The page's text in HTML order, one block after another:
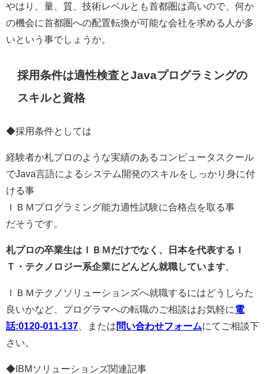
やはり、量、質、技術レベルとも首都圏は高いので、何か
の機会に首都圏への配置転換が可能な会社を求める人が多
いという事でしょうか。
採用条件は適性検査とJavaプログラミングの
スキルと資格
◆採用条件としては
経験者か札プロのような実績のあるコンピュータスクール
でJava言語によるシステム開発のスキルをしっかり身に付
ける事
ＩＢＭプログラミング能力適性試験に合格点を取る事
だそうです。
札プロの卒業生はＩＢＭだけでなく、日本を代表するＩ
Ｔ・テクノロジー系企業にどんどん就職しています
ＩＢＭテクノソリューションズへ就職するにはどうしらた
良いかなど、プログラマへの転職のご相談はお気軽に電
話:0120-011-137 、または問い合わせフォームにてご相談下
さい。
◆IBMソリューションズ関連記事